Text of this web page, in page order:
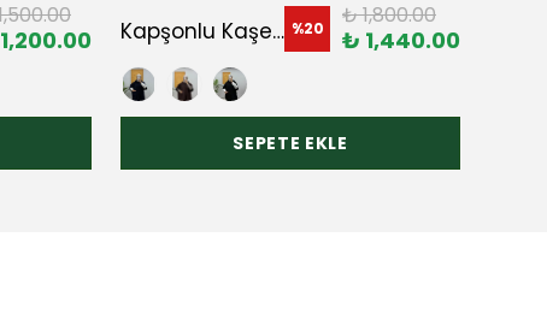
Kapşonlu Kaşe Panço %20 ₺ 1,800.00
₺ 1,440.00
SEPETE EKLE